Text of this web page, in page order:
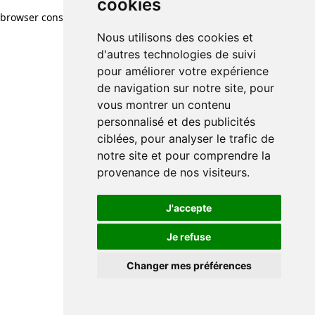
cookies
Nous utilisons des cookies et
d'autres technologies de suivi
pour améliorer votre expérience
de navigation sur notre site, pour
vous montrer un contenu
personnalisé et des publicités
ciblées, pour analyser le trafic de
notre site et pour comprendre la
provenance de nos visiteurs.
J'accepte
Je refuse
Changer mes préférences
browser console for more information)